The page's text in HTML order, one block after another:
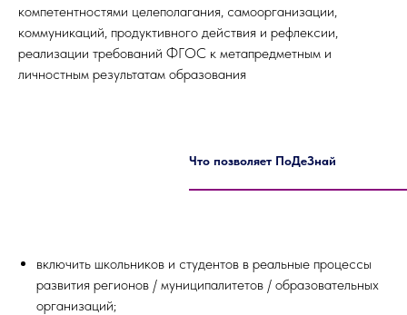
компетентностями целеполагания, самоорганизации,
коммуникаций, продуктивного действия и рефлексии,
реализации требований ФГОС к метапредметным и
личностным результатам образования
Что позволяет ПоДеЗнай
включить школьников и студентов в реальные процессы
развития регионов / муниципалитетов / образовательных
организаций;